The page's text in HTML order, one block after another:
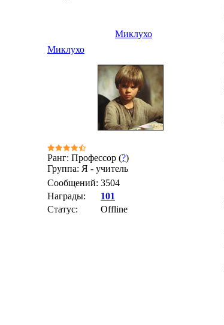
Миклухо
Миклухо
Ранг: Профессор (?)
Группа: Я - учитель
Сообщений: 3504
Награды:
101
Статус:
Offline